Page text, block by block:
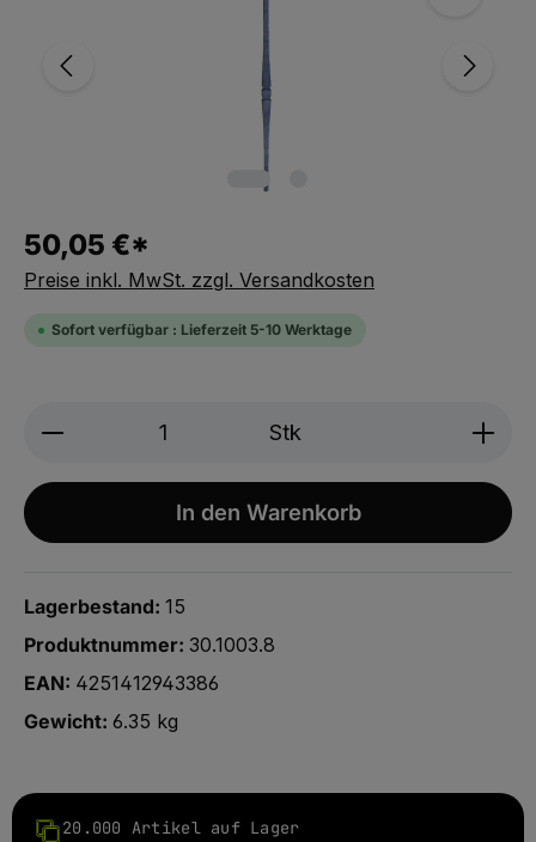
50,05 €*
Preise inkl. MwSt. zzgl. Versandkosten
Sofort verfügbar : Lieferzeit 5-10 Werktage
Produkt Anzahl: Gib den
Stk
In den Warenkorb
Lagerbestand: 15
Produktnummer: 30.1003.8
EAN: 4251412943386
Gewicht: 6.35 kg
20.000 Artikel auf Lager